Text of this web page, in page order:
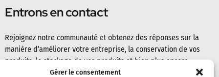
Gérer le consentement
Entrons en contact
Rejoignez notre communauté et obtenez des réponses sur la
manière d’améliorer votre entreprise, la conservation de vos
produits, le stockage de vos produits et bien plus encore.